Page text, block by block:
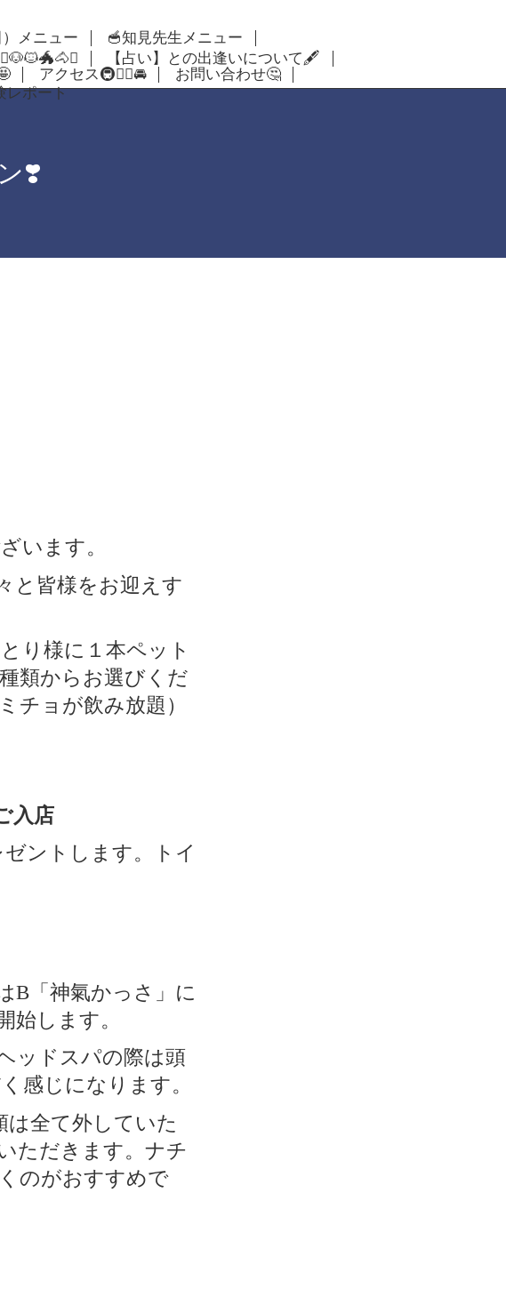
メニュー
🥣知見先生メニュー
【占い】との出逢いについて🖋
アクセス🚇🚴‍♂️🚘
お問い合わせ🤔
レポート
❣️
います。
と皆様をお迎えす
り様に１本ペット
類からお選びくだ
チョが飲み放題）
入店
ントします。トイ
B 「神氣かっさ」に
始します。
ッドスパの際は頭
感じになります。
は全て外していた
ただきます。ナチ
のがおすすめで